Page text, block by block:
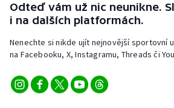
Odteď vám už nic neunikne.
i na dalších platformách.
Nenechte si nikde ujít nejnovější sportovní
na Facebooku, X, Instagramu, Threads či